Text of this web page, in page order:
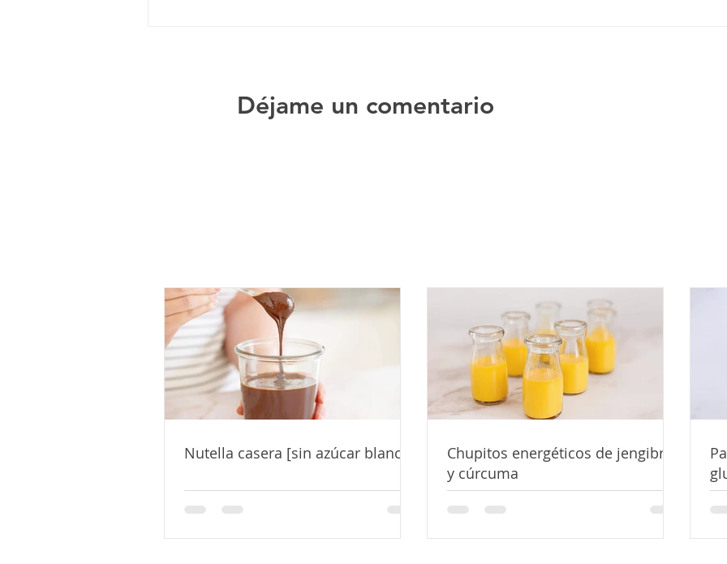
Déjame un comentario
Nutella casera [sin azúcar blanco]
Chupitos energéticos de jengibre
y cúrcuma